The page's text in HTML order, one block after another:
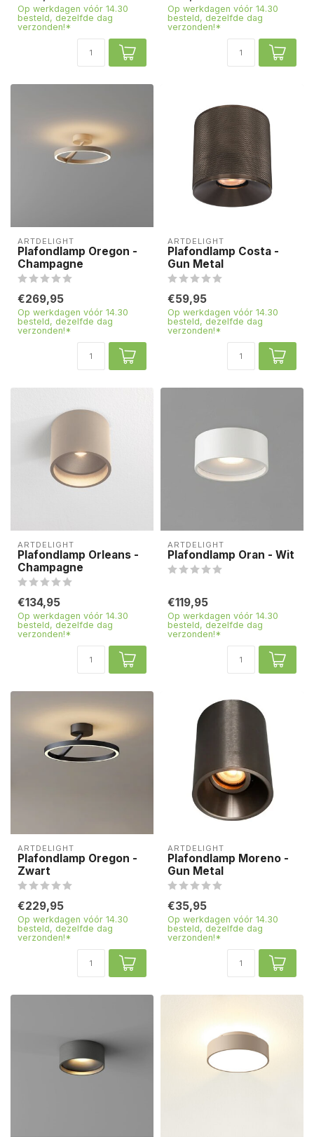
Op werkdagen vóór 14.30
besteld, dezelfde dag
verzonden!*
Op werkdagen vóór 14.30
besteld, dezelfde dag
verzonden!*
ARTDELIGHT
Plafondlamp Oregon -
Champagne
€269,95
Op werkdagen vóór 14.30
besteld, dezelfde dag
verzonden!*
ARTDELIGHT
Plafondlamp Costa -
Gun Metal
€59,95
Op werkdagen vóór 14.30
besteld, dezelfde dag
verzonden!*
ARTDELIGHT
Plafondlamp Orleans -
Champagne
€134,95
Op werkdagen vóór 14.30
besteld, dezelfde dag
verzonden!*
ARTDELIGHT
Plafondlamp Oran - Wit
€119,95
Op werkdagen vóór 14.30
besteld, dezelfde dag
verzonden!*
ARTDELIGHT
Plafondlamp Oregon -
Zwart
€229,95
Op werkdagen vóór 14.30
besteld, dezelfde dag
verzonden!*
ARTDELIGHT
Plafondlamp Moreno -
Gun Metal
€35,95
Op werkdagen vóór 14.30
besteld, dezelfde dag
verzonden!*